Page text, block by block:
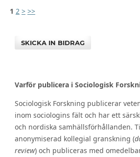
1 2 > >>
SKICKA IN BIDRAG
Varför publicera i Sociologisk
Sociologisk Forskning publicerar
inom sociologins fält och har ett
och nordiska samhällsförhållanden.
anonymiserad kollegial granskning (
review) och publiceras med